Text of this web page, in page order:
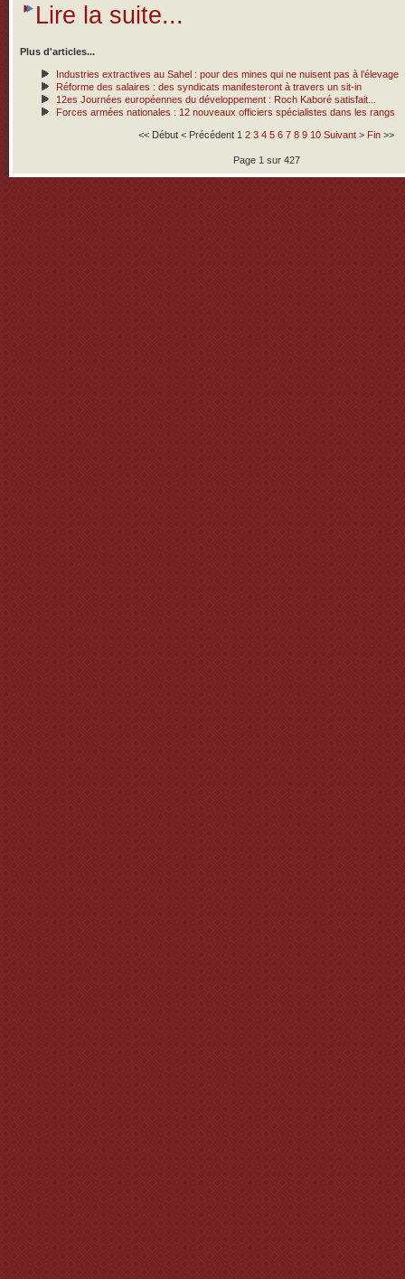
Lire la suite...
Plus d'articles...
Industries extractives au Sahel : pour des mines qui ne nuisent pas à l’élevage
Réforme des salaires : des syndicats manifesteront à travers un sit-in
12es Journées européennes du développement : Roch Kaboré satisfait...
Forces armées nationales : 12 nouveaux officiers spécialistes dans les rangs
<< Début < Précédent 1 2 3 4 5 6 7 8 9 10 Suivant > Fin >>
Page 1 sur 427